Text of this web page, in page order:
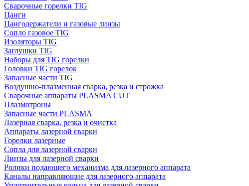
Сварочные горелки TIG
Цанги
Цангодержатели и газовые линзы
Сопло газовое TIG
Изоляторы TIG
Заглушки TIG
Наборы для TIG горелки
Головки TIG горелок
Запасные части TIG
Воздушно-плазменная сварка, резка и строжка
Сварочные аппараты PLASMA CUT
Плазмотроны
Запасные части PLASMA
Лазерная сварка, резка и очистка
Аппараты лазерной сварки
Горелки лазерные
Сопла для лазерной сварки
Линзы для лазерной сварки
Ролики подающего механизма для лазерного аппарата
Каналы направляющие для лазерного аппарата